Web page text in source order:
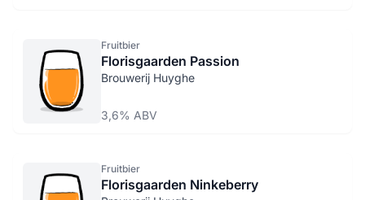
Fruitbier
Florisgaarden Passion
Brouwerij Huyghe
3,6% ABV
Fruitbier
Florisgaarden Ninkeberry